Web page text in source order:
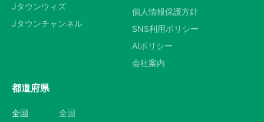
Jタウンウィズ
Jタウンチャンネル
個人情報保護方針
SNS利用ポリシー
AIポリシー
会社案内
都道府県
全国
全国